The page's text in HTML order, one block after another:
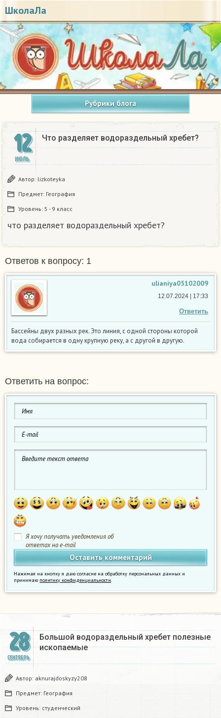
ШколаЛа
Рубрики блога
12
ИЮЛЬ
Что разделяет водораздельный хребет?
Автор: lizkoteyka
Предмет: География
Уровень: 5 - 9 класс
что разделяет водораздельный хребет?
Ответов к вопросу: 1
ulianiya05102009
Ответить
12.07.2024 | 17:33
Бассейны двух разных рек. Это линия, с одной стороны которой
вода собирается в одну крупную реку, а с другой в другую.
Ответить на вопрос:
Я хочу получать уведомления об
ответах на e-mail
Нажимая на кнопку я даю согласие на обработку персональных данных и
принимаю политику конфиденциальности.
28
СЕНТЯБРЬ
Большой водораздельный хребет полезные
ископаемые​
Автор: aknurajdoskyzy208
Предмет: География
Уровень: студенческий